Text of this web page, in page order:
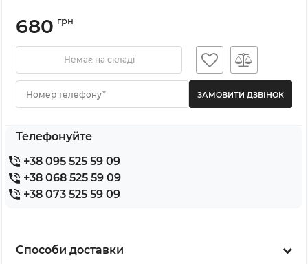
680 грн
Немає на складі
Номер телефону*
Телефонуйте
+38 095 525 59 09
+38 068 525 59 09
+38 073 525 59 09
Способи доставки